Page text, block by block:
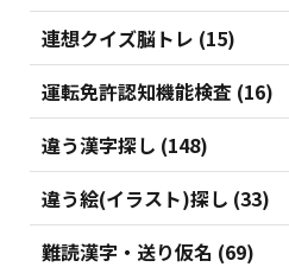
連想クイズ脳トレ (15)
運転免許認知機能検査 (16)
違う漢字探し (148)
違う絵(イラスト)探し (33)
難読漢字・送り仮名 (69)